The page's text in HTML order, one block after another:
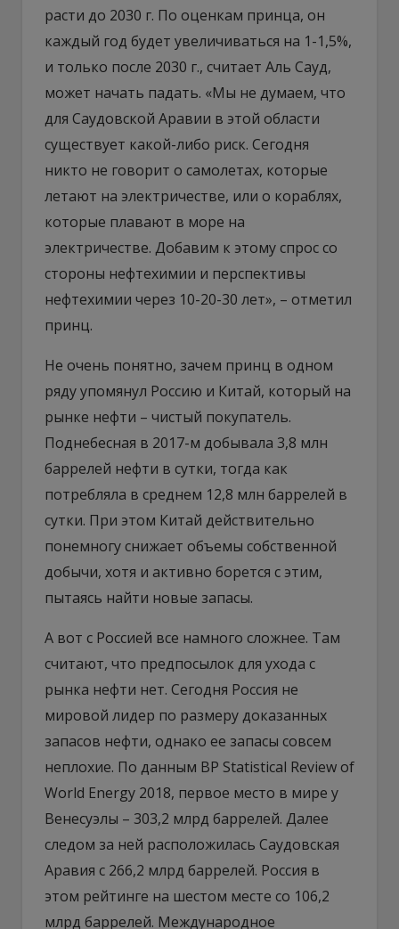
расти до 2030 г. По оценкам принца, он
каждый год будет увеличиваться на 1-1,5%,
и только после 2030 г., считает Аль Сауд,
может начать падать. «Мы не думаем, что
для Саудовской Аравии в этой области
существует какой-либо риск. Сегодня
никто не говорит о самолетах, которые
летают на электричестве, или о кораблях,
которые плавают в море на
электричестве. Добавим к этому спрос со
стороны нефтехимии и перспективы
нефтехимии через 10-20-30 лет», – отметил
принц.
Не очень понятно, зачем принц в одном
ряду упомянул Россию и Китай, который на
рынке нефти – чистый покупатель.
Поднебесная в 2017-м добывала 3,8 млн
баррелей нефти в сутки, тогда как
потребляла в среднем 12,8 млн баррелей в
сутки. При этом Китай действительно
понемногу снижает объемы собственной
добычи, хотя и активно борется с этим,
пытаясь найти новые запасы.
А вот с Россией все намного сложнее. Там
считают, что предпосылок для ухода с
рынка нефти нет. Сегодня Россия не
мировой лидер по размеру доказанных
запасов нефти, однако ее запасы совсем
неплохие. По данным BP Statistical Review of
World Energy 2018, первое место в мире у
Венесуэлы – 303,2 млрд баррелей. Далее
следом за ней расположилась Саудовская
Аравия с 266,2 млрд баррелей. Россия в
этом рейтинге на шестом месте со 106,2
млрд баррелей. Международное